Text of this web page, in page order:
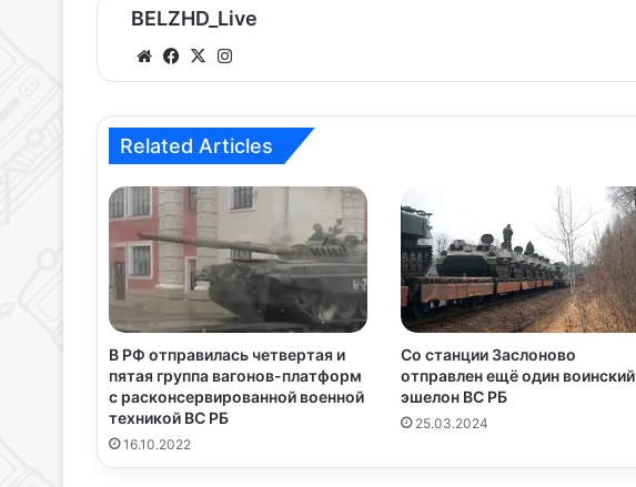
з
в
е
с
BELZHD_Live
We
bsi
Fa
ce
ok
X
tag
m
Related Articles
В РФ отправилась четвертая и
пятая группа вагонов-платформ
с расконсервированной военной
техникой ВС РБ
16.10.2022
Со станции Заслоново
отправлен ещё один воинский
эшелон ВС РБ
25.03.2024